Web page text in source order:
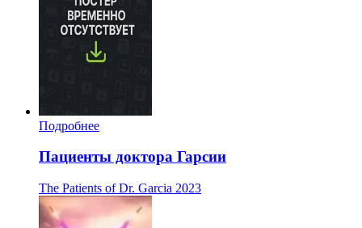
Подробнее
Пациенты доктора Гарсии
The Patients of Dr. Garcia 2023